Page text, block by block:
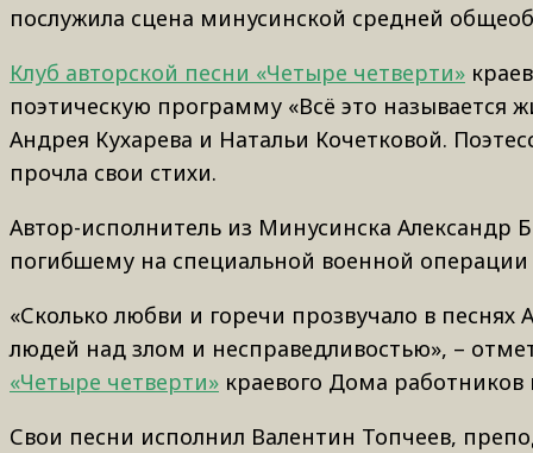
послужила сцена минусинской средней
Клуб авторской песни «Четыре четверти»
поэтическую программу «Всё это называется
Андрея Кухарева и Натальи Кочетковой.
прочла свои стихи.
Автор-исполнитель из Минусинска
погибшему на специальной военной
«Сколько любви и горечи прозвучало в
людей над злом и несправедливостью», –
«Четыре четверти» краевого Дома
Свои песни исполнил Валентин Топчеев,